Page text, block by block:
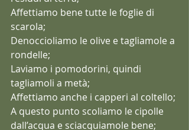
Affettiamo bene tutte le foglie di
scarola;
Denoccioliamo le olive e tagliamole a
rondelle;
Laviamo i pomodorini, quindi
tagliamoli a metà;
Affettiamo anche i capperi al coltello;
A questo punto scoliamo le cipolle
dall’acqua e sciacquiamole bene;